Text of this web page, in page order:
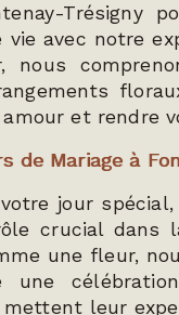
Trésigny
avec notre
nous
et rendre
de Mariage à
jour
crucial dans
une fleur,
une
leur